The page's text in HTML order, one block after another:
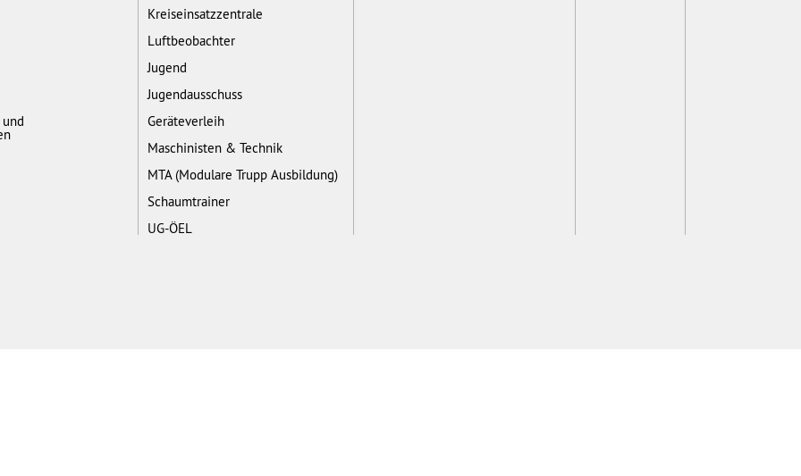
Kreiseinsatzzentrale
Luftbeobachter
Jugend
Jugendausschuss
Geräteverleih
Maschinisten & Technik
MTA (Modulare Trupp Ausbildung)
Schaumtrainer
UG-ÖEL